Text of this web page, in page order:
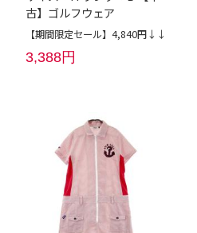
古】ゴルフウェア
【期間限定セール】4,840円↓↓
3,388円